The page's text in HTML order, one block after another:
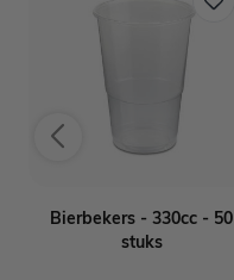
Bierbekers - 330cc - 50
stuks